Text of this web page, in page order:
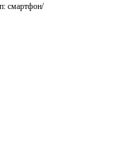
смартфон/